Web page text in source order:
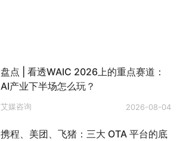
盘点 | 看透WAIC 2026上的重点赛道：
AI产业下半场怎么玩？
艾媒咨询 2026-08-04
携程、美团、飞猪：三大 OTA 平台的底